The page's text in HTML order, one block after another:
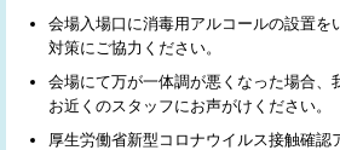
会場入場口に消毒用アルコールの設置を
対策にご協力ください。
会場にて万が一体調が悪くなった場合、
お近くのスタッフにお声がけください。
厚生労働省新型コロナウイルス接触確認